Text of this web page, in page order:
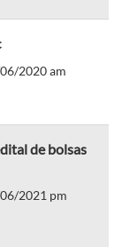
2020 am
de bolsas
2021 pm